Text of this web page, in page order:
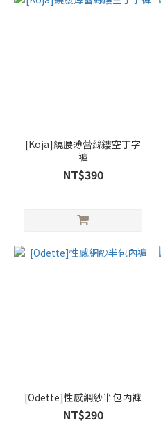
[Koja]繞腰薄蕾絲鏤空丁字
褲
NT$390
[Odette]性感網紗半包內褲
NT$290